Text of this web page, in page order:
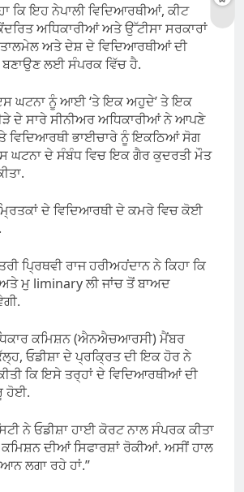
ਕਿ ਇਹ ਨੇਪਾਲੀ ਵਿਦਿਆਰਥੀਆਂ, ਕੀਟ
ਅਧਿਕਾਰੀਆਂ ਅਤੇ ਉੱਟੀਸਾ ਸਰਕਾਰਾਂ
ਅਤੇ ਦੇਸ਼ ਦੇ ਵਿਦਿਆਰਥੀਆਂ ਦੀ
ਲਈ ਸੰਪਰਕ ਵਿੱਚ ਹੈ.
ਘਟਨਾ ਨੂੰ ਆਈ ‘ਤੇ ਇਕ ਅਹੁਦੇ’ ਤੇ ਇਕ
ਦੇ ਸਾਰੇ ਸੀਨੀਅਰ ਅਧਿਕਾਰੀਆਂ ਨੇ ਆਪਣੇ
ਵਿਦਿਆਰਥੀ ਭਾਈਚਾਰੇ ਨੂੰ ਇਕਠਿਆਂ ਸੋਗ
ਘਟਨਾ ਦੇ ਸੰਬੰਧ ਵਿਚ ਇਕ ਗੈਰ ਕੁਦਰਤੀ ਮੌਤ
ਦੇ ਵਿਦਿਆਰਥੀ ਦੇ ਕਮਰੇ ਵਿਚ ਕੋਈ
ਪ੍ਰਿਥਵੀ ਰਾਜ ਹਰੀਅਹਂਦਾਨ ਨੇ ਕਿਹਾ ਕਿ
ਮੁ liminary ਲੀ ਜਾਂਚ ਤੋਂ ਬਾਅਦ
ਕਮਿਸ਼ਨ (ਐਨਐਚਆਰਸੀ) ਮੈਂਬਰ
ਓਡੀਸ਼ਾ ਦੇ ਪ੍ਰਕ੍ਰਿਤ ਦੀ ਇਕ ਹੋਰ ਨੇ
ਕਿ ਇਸੇ ਤਰ੍ਹਾਂ ਦੇ ਵਿਦਿਆਰਥੀਆਂ ਦੀ
ਹੋਈ.
ਨੇ ਓਡੀਸ਼ਾ ਹਾਈ ਕੋਰਟ ਨਾਲ ਸੰਪਰਕ ਕੀਤਾ
ਦੀਆਂ ਸਿਫਾਰਸ਼ਾਂ ਰੋਕੀਆਂ. ਅਸੀਂ ਹਾਲ
ਲਗਾ ਰਹੇ ਹਾਂ.”